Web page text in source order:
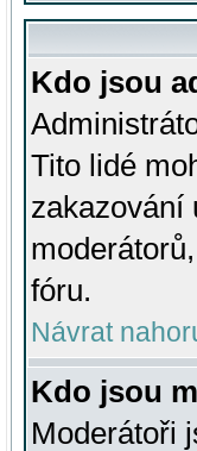
Kdo jsou
Tito lidé
zakazování
fóru.
Návrat
Kdo jsou
Moderátoři